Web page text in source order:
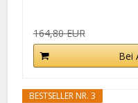
164,80 EUR
Bei
BESTSELLER NR. 3